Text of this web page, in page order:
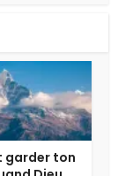
garder ton